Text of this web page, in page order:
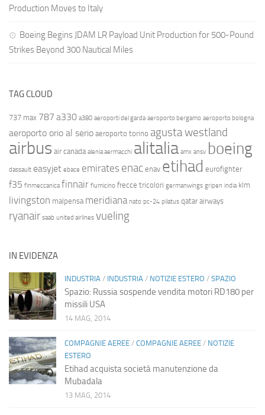
Production Moves to Italy
Boeing Begins JDAM LR Payload Unit Production for 500-Pound
Strikes Beyond 300 Nautical Miles
TAG CLOUD
737 max 787 a330 a380 aeroporti del garda aeroporto bergamo aeroporto bologna
aeroporto orio al serio aeroporto torino agusta westland
airbus air canada alenia aermacchi alitalia amx ansv boeing
dassault easyjet ebace emirates enac enav etihad eurofighter
f35 finmeccanica finnair fiumicino frecce tricolori germanwings gripen india klm
livingston malpensa meridiana nato pc-24 pilatus qatar airways
ryanair saab united airlines vueling
IN EVIDENZA
INDUSTRIA / INDUSTRIA / NOTIZIE ESTERO / SPAZIO
Spazio: Russia sospende vendita motori RD180 per
missili USA
14 MAG, 2014
COMPAGNIE AEREE / COMPAGNIE AEREE / NOTIZIE
ESTERO
Etihad acquista società manutenzione da
Mubadala
13 MAG, 2014